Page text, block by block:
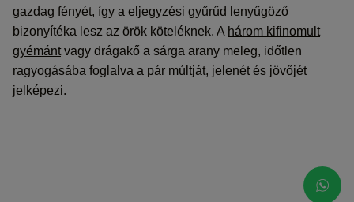
gazdag fényét, így a eljegyzési gyűrűd lenyűgöző
bizonyítéka lesz az örök köteléknek. A három kifinomult
gyémántvagy drágakő a sárga arany meleg, időtlen
ragyogásába foglalva a pár múltját, jelenét és jövőjét
jelképezi.